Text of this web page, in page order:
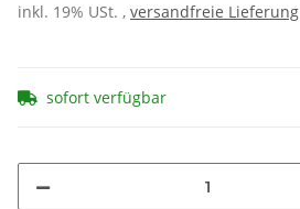
inkl. 19% USt. , versandfreie Lieferung
sofort verfügbar